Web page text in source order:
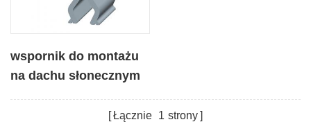
wspornik do montażu
na dachu słonecznym
Łącznie 1 strony